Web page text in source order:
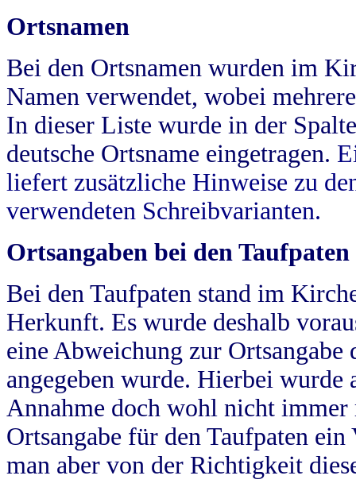
Ortsnamen
Bei den Ortsnamen wurden im
Namen verwendet, wobei
In dieser Liste wurde in der
deutsche Ortsname eingetragen.
liefert zusätzliche Hinweise zu
verwendeten Schreibvarianten.
Ortsangaben bei den Taufpaten
Bei den Taufpaten stand im
Herkunft. Es wurde deshalb
eine Abweichung zur
angegeben wurde. Hierbei wurde
Annahme doch wohl nicht
Ortsangabe für den Taufpaten
man aber von der Richtigkeit